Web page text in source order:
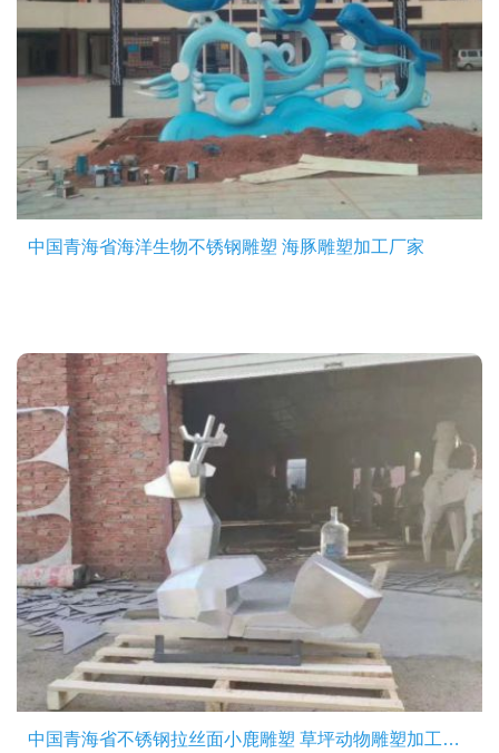
中国青海省海洋生物不锈钢雕塑 海豚雕塑加工厂家
中国青海省不锈钢拉丝面小鹿雕塑 草坪动物雕塑加工厂家